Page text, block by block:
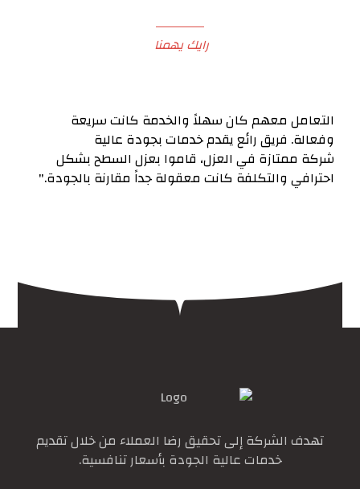
رايك يهمنا
التعامل معهم كان سهلاً والخدمة كانت سريعة
وفعالة. فريق رائع يقدم خدمات بجودة عالية
شركة ممتازة في العزل، قاموا بعزل السطح بشكل
احترافي والتكلفة كانت معقولة جداً مقارنة بالجودة."
تهدف الشركة إلى تحقيق رضا العملاء من خلال تقديم
خدمات عالية الجودة بأسعار تنافسية.